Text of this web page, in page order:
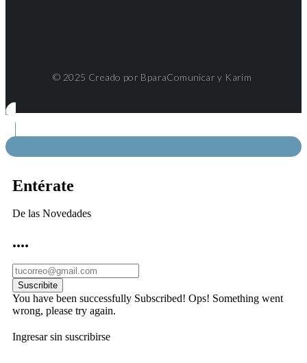
© 2025 Creado por BparaComunicar y Karim
Entérate
De las Novedades
....
Suscribite
You have been successfully Subscribed! Ops! Something went
wrong, please try again.
Ingresar sin suscribirse